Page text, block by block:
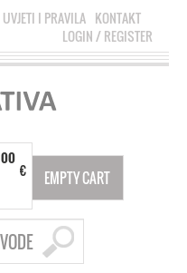
UVJETI I PRAVILA KONTAKT
LOGIN/REGISTER
00
€ EMPTY CART